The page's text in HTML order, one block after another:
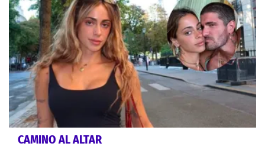
CAMINO AL ALTAR